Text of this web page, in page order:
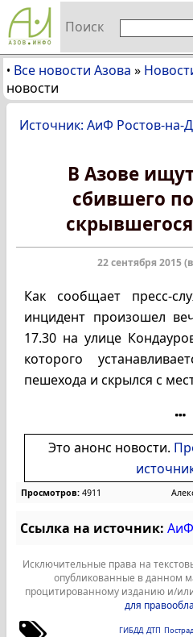
Поиск
• Все новости Азова »
новости
Источник: АиФ Ростов-на-
В Азове
сбившего
22 сентября 2015
Как сообщает пресс-
инцидент произошел
17.30 на улице
которого
пешехода и скрылся с
Это анонс новости.
Просмотров: 4911
Ссылка на источник:
Исключительные права на
опубликованные в данном
процитированному изданию и/
для
ГИБДД ДТП